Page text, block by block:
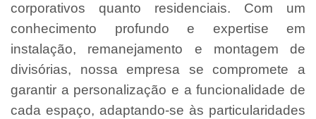
corporativos quanto residenciais. Com um
conhecimento profundo e expertise em
instalação, remanejamento e montagem de
divisórias, nossa empresa se compromete a
garantir a personalização e a funcionalidade de
cada espaço, adaptando-se às particularidades